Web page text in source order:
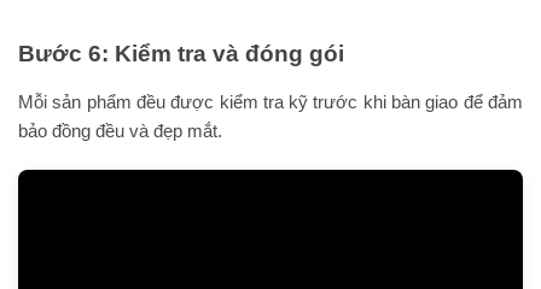
Bước 6: Kiểm tra và đóng gói
Mỗi sản phẩm đều được kiểm tra kỹ trước khi bàn giao để đảm
bảo đồng đều và đẹp mắt.